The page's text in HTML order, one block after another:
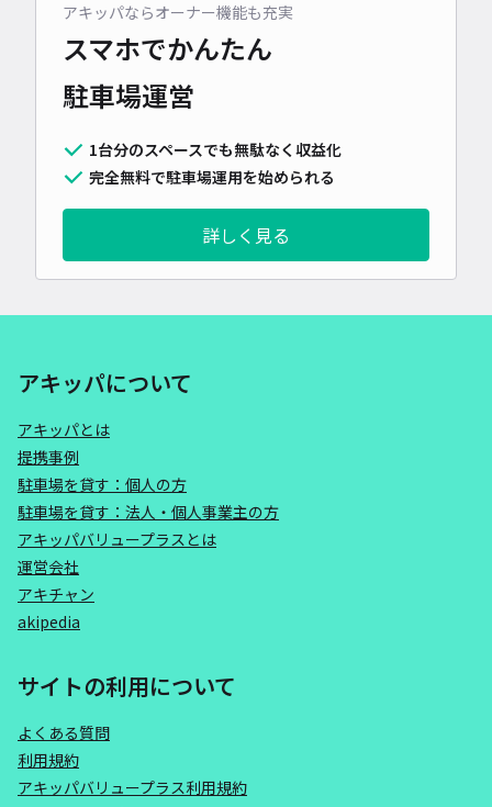
アキッパならオーナー機能も充実
スマホでかんたん
駐車場運営
1台分のスペースでも無駄なく収益化
完全無料で駐車場運用を始められる
詳しく見る
アキッパについて
アキッパとは
提携事例
駐車場を貸す：個人の方
駐車場を貸す：法人・個人事業主の方
アキッパバリュープラスとは
運営会社
アキチャン
akipedia
サイトの利用について
よくある質問
利用規約
アキッパバリュープラス利用規約